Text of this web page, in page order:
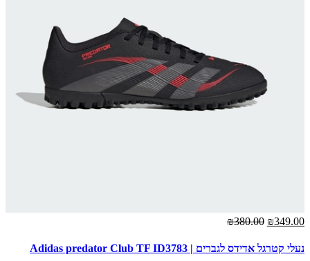
₪349.00
₪380.00
נעלי קטרגל אדידס לגברים | Adidas predator Club TF ID3783